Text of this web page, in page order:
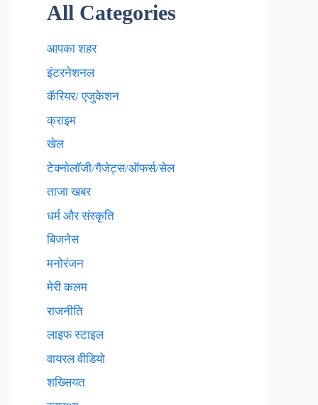
All Categories
आपका शहर
इंटरनेशनल
कॅरियर/ एजुकेशन
क्राइम
खेल
टेक्नाेलाॅजी/गैजेट्स/ऑफर्स/सेल
ताजा खबर
धर्म और संस्कृति
बिजनेस
मनोरंजन
मेरी कलम
राजनीति
लाइफ स्टाइल
वायरल वीडियो
शख्सियत